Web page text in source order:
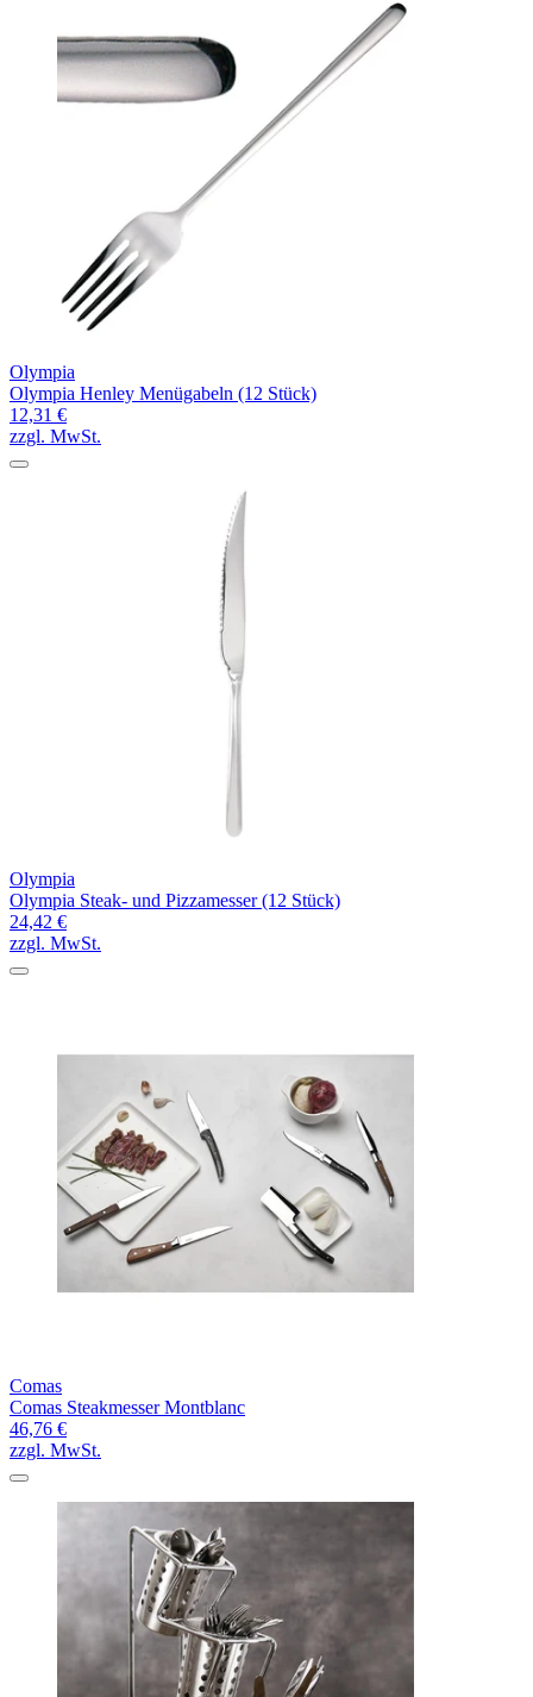
Olympia
Olympia Henley Menügabeln (12 Stück)
12,31 €
zzgl. MwSt.
Olympia
Olympia Steak- und Pizzamesser (12 Stück)
24,42 €
zzgl. MwSt.
Comas
Comas Steakmesser Montblanc
46,76 €
zzgl. MwSt.